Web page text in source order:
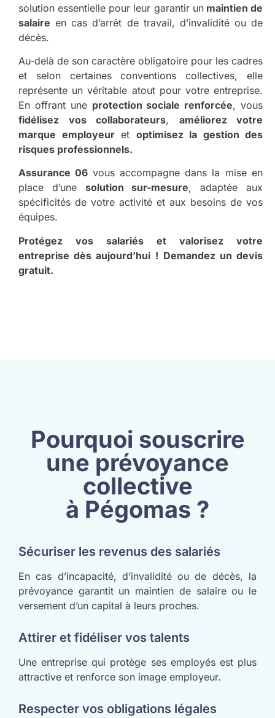
solution essentielle pour leur garantir unmaintien de
salaire en cas d’arrêt de travail, d’invalidité ou de
décès.
Au-delà de son caractère obligatoire pour les cadres
et selon certaines conventions collectives, elle
représente un véritable atout pour votre entreprise.
En offrant une protection sociale renforcée, vous
fidélisez vos collaborateurs, améliorez votre
marque employeuret optimisez la gestion des
risques professionnels.
Assurance 06 vous accompagne dans la mise en
place d’une solution sur-mesure, adaptée aux
spécificités de votre activité et aux besoins de vos
équipes.
Protégez vos salariés et valorisez votre
entreprise dès aujourd’hui ! Demandez un devis
gratuit.
Pourquoi souscrire
une prévoyance
collective
à Pégomas ?
Sécuriser les revenus des salariés
En cas d’incapacité, d’invalidité ou de décès, la
prévoyance garantit un maintien de salaire ou le
versement d’un capital à leurs proches.
Attirer et fidéliser vos talents
Une entreprise qui protège ses employés est plus
attractive et renforce son image employeur.
Respecter vos obligations légales